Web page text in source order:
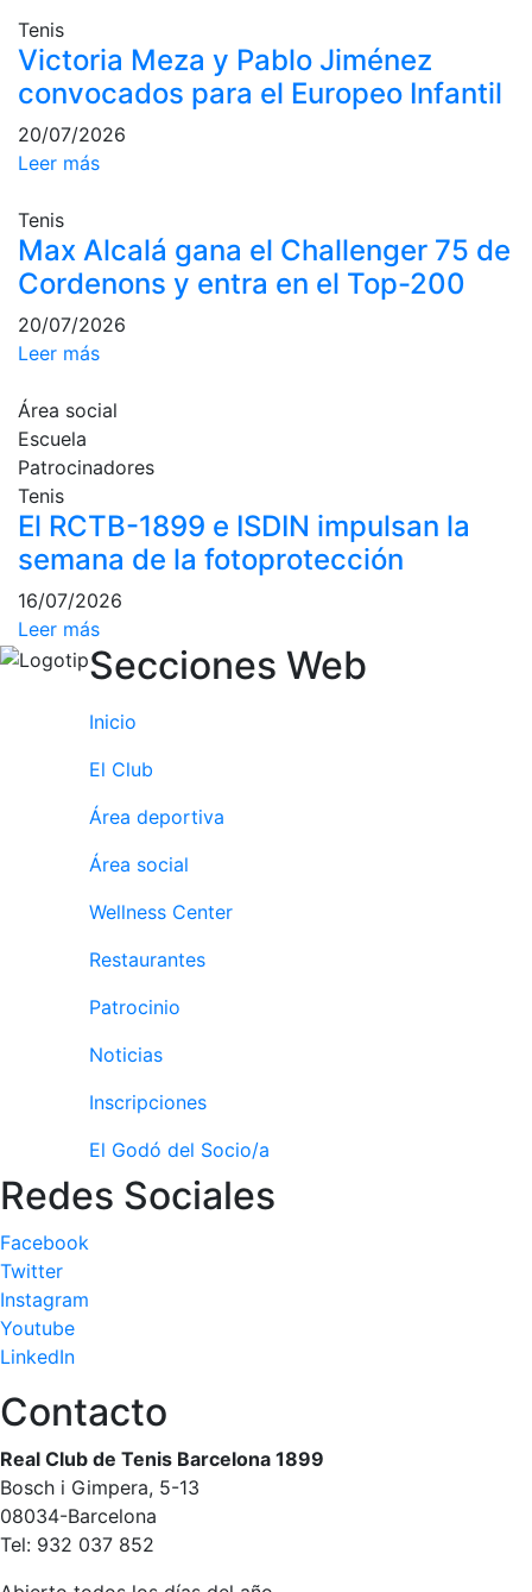
Social de Pádel
Cuadros de
Cuadro
d'Honor
Campeonato
Social
Otros deportes
Área social
Activitats
Socials
Salidas
culturales
Conferencias
e
Inspirational
Talks
Actividades
mesa
Peñas del Club
Wellness Center
fisiosalud
Entrenamientos
personales
Actividades
Piscina
Normativa
Restaurantes
Restaurante
El Snack
Casa Arilla
Bar Piscina
Patrocinio
Patrocinadores
Tenis
Victoria Meza y Pablo Jiménez
convocados para el Europeo Infantil
20/07/2026
Leer más
Tenis
Max Alcalá gana el Challenger 75 de
Cordenons y entra en el Top-200
20/07/2026
Leer más
Área social
Escuela
Patrocinadores
Tenis
El RCTB-1899 e ISDIN impulsan la
semana de la fotoprotección
16/07/2026
Leer más
Secciones Web
Inicio
El Club
Área deportiva
Área social
Wellness Center
Restaurantes
Patrocinio
Noticias
Inscripciones
El Godó del Socio/a
Redes Sociales
Facebook
Twitter
Instagram
Youtube
LinkedIn
Contacto
Real Club de Tenis Barcelona 1899
Bosch i Gimpera, 5-13
08034-Barcelona
Tel: 932 037 852